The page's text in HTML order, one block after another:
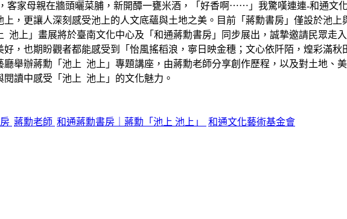
家母親在牆頭曬菜脯，新開醰一甕米酒，「好香啊⋯⋯」我驚嘆連連-和通文
，更讓人深刻感受池上的人文底蘊與土地之美。目前「蔣勳書房」僅設於池
上」畫展將於臺南文化中心及「和通蔣勳書房」同步展出，誠摯邀請民眾走
，也期盼觀者都能感受到「怡風搖稻浪，寧日映金穗；文心依阡陌，煌彩滿
舉辦蔣勳「池上 池上」專題講座，由蔣勳老師分享創作歷程，以及對土地、
讀中感受「池上 池上」的文化魅力。
蔣勳老師 和通蔣勳書房｜蔣勳「池上 池上」 和通文化藝術基金會